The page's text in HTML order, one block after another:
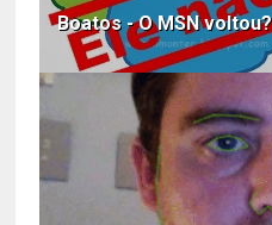
Boatos - O MSN voltou?